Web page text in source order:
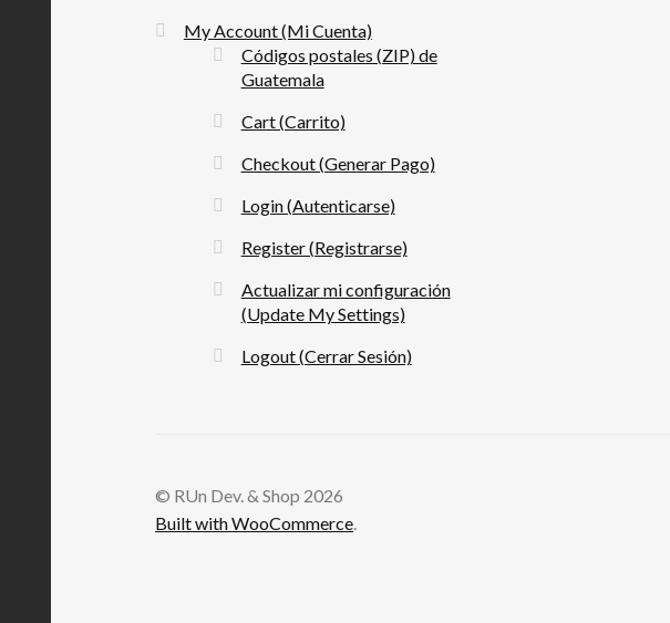
My Account (Mi Cuenta)
Códigos postales (ZIP) de
Guatemala
Cart (Carrito)
Checkout (Generar Pago)
Login (Autenticarse)
Register (Registrarse)
Actualizar mi configuración
(Update My Settings)
Logout (Cerrar Sesión)
© RUn Dev. & Shop 2026
Built with WooCommerce.